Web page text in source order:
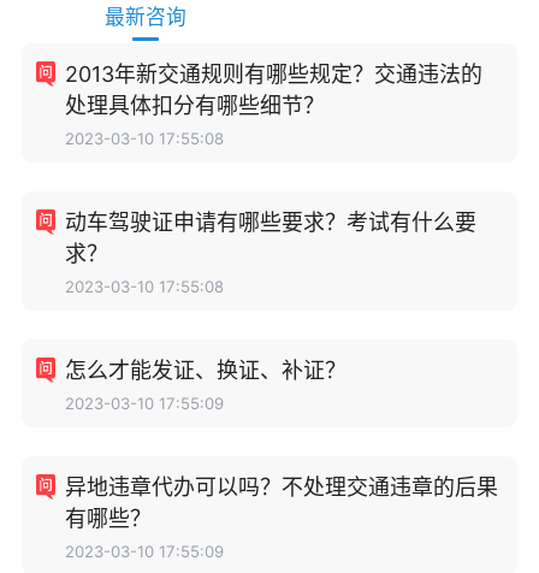
最新咨询
2013年新交通规则有哪些规定？交通违法的
处理具体扣分有哪些细节？
2023-03-10 17:55:08
动车驾驶证申请有哪些要求？考试有什么要
求？
2023-03-10 17:55:08
怎么才能发证、换证、补证？
2023-03-10 17:55:09
异地违章代办可以吗？不处理交通违章的后果
有哪些？
2023-03-10 17:55:09